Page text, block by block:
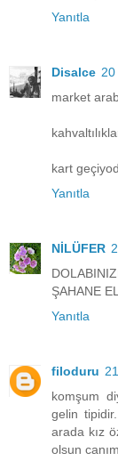
Yanıtla
Disalce 20
market
kart
Yanıtla
NİLÜFER
ŞAHANE
Yanıtla
filoduru
komşum
gelin
arada kız
olsun